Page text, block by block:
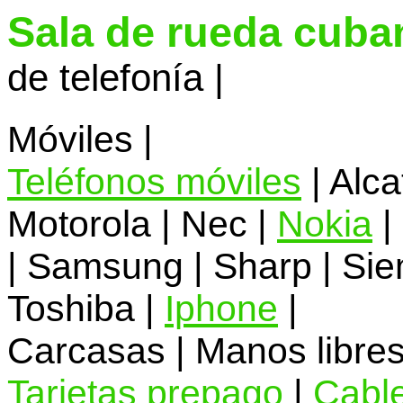
Sala de rueda
de telefonía |
Móviles |
Teléfonos móviles |
Motorola | Nec | Nokia
| Samsung | Sharp |
Toshiba | Iphone
Carcasas | Manos
Tarjetas prepago